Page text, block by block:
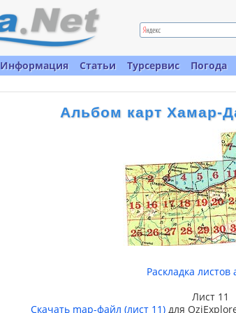
Информация Статьи Турсервис Погода
Альбом карт Хамар-
Раскладка листов
Лист 11
Скачать map-файл (лист 11) для